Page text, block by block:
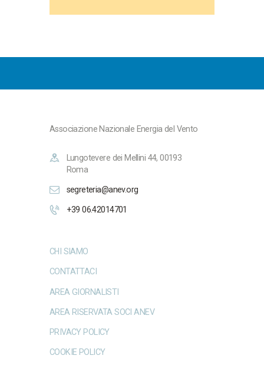
Associazione Nazionale Energia del Vento
Lungotevere dei Mellini 44, 00193
Roma
segreteria@anev.org
+39 06.42014701
CHI SIAMO
CONTATTACI
AREA GIORNALISTI
AREA RISERVATA SOCI ANEV
PRIVACY POLICY
COOKIE POLICY